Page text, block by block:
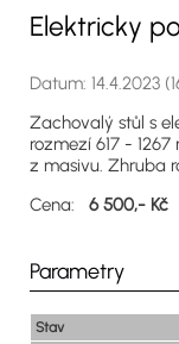
Elektricky
Datum: 14.4.2023
Zachovalý stůl s
rozmezí 617 -
z masivu. Zhruba
Cena: 6 500,- Kč
Parametry
Stav